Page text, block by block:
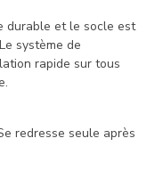
durable et le socle est
système de
rapide sur tous
redresse seule après